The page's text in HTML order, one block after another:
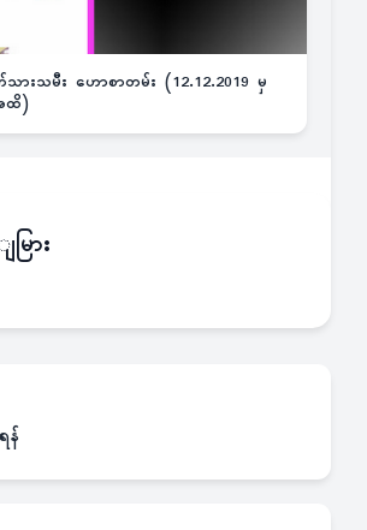
ားသမီး ဟောစာတမ်း (12.12.2019 မှ
ထိ)
ြား
န်